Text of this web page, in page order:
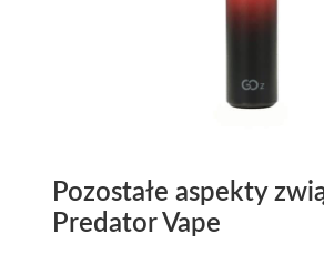
Pozostałe aspekty
Predator Vape